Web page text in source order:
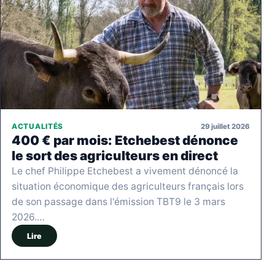
ACTUALITÉS 29 juillet 2026
400 € par mois: Etchebest dénonce
le sort des agriculteurs en direct
Le chef Philippe Etchebest a vivement dénoncé la
situation économique des agriculteurs français lors
de son passage dans l'émission TBT9 le 3 mars
2026.…
Lire